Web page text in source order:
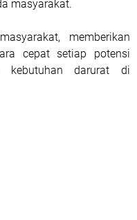
masyarakat.
memberikan
cepat setiap potensi
kebutuhan darurat di